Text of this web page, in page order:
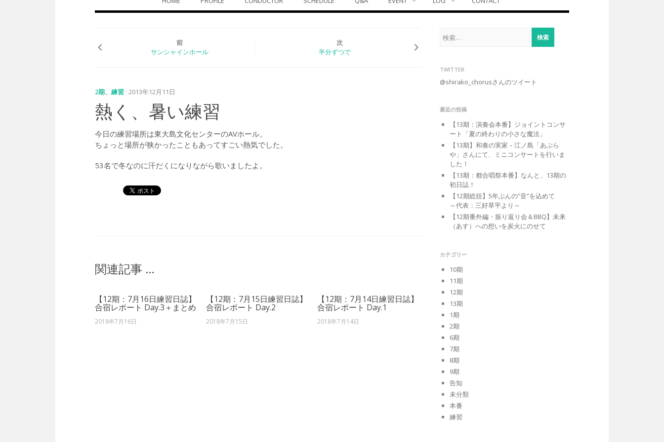
テ
ス
前
サンシャインホール
次
半分ずつで
2期、 練習 · 2013年12月11日
熱く、暑い練習
今日の練習場所は東大島文化センターのAVホール。
ちょっと場所が狭かったこともあってすごい熱気でした。
53名で冬なのに汗だくになりながら歌いましたよ。
関連記事 …
【12期：7月16日練習日誌】
合宿レポート Day.3＋まとめ
2018年7月16日
【12期：7月15日練習日誌】
合宿レポート Day.2
2018年7月15日
【12期：7月14日練習日誌】
合宿レポート Day.1
2018年7月14日
索:
TWITTER
@shirako_chorusさんのツイート
最近の投稿
【13期：演奏会本番】ジョイントコンサ
ート「夏の終わりの小さな魔法」
【13期】和奏の実家 – 江ノ島「あぶら
や」さんにて、ミニコンサートを行いま
した！
【13期：都合唱祭本番】なんと、13期の
初日誌！
【12期総括】5年ぶんの”音”を込めて
～代表：三好草平より～
【12期番外編・振り返り会＆BBQ】未来
（あす）への想いを炭火にのせて
カテゴリー
10期
11期
12期
13期
1期
2期
6期
7期
8期
9期
告知
未分類
本番
練習